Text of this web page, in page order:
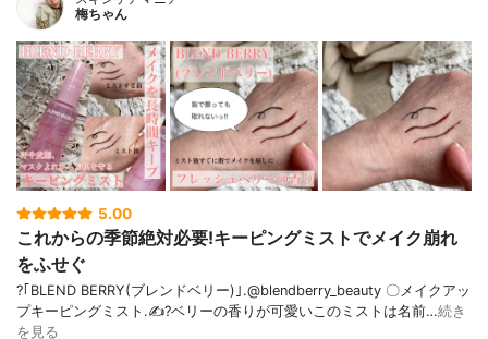
梅ちゃん
5.00
これからの季節絶対必要!キーピングミストでメイク崩れ
をふせぐ
?｢BLEND BERRY(ブレンドベリー)｣.@blendberry_beauty 〇メイクアッ
プキーピングミスト.✍️?ベリーの香りが可愛いこのミストは名前…続き
を見る